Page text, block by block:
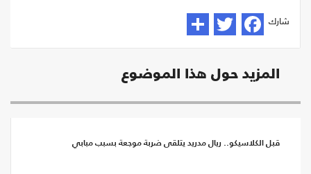
شارك
المزيد حول هذا الموضوع
قبل الكلاسيكو.. ريال مدريد يتلقى ضربة موجعة بسبب مبابي